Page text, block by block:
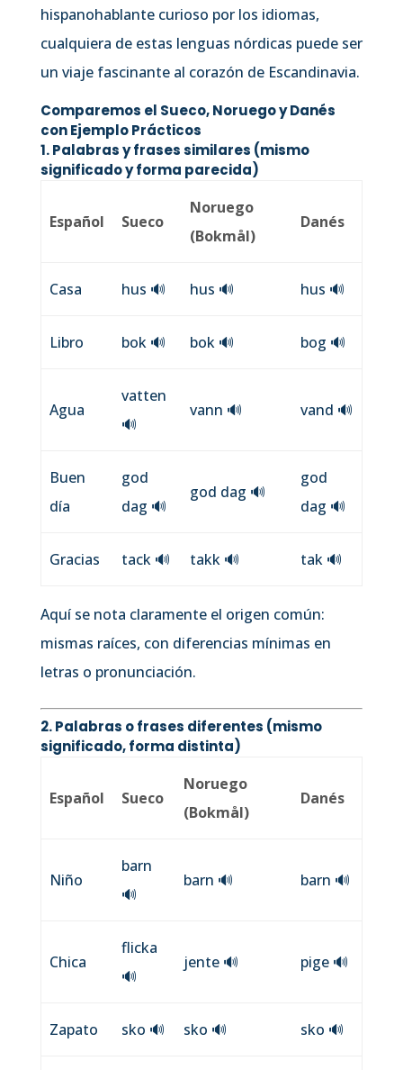
hispanohablante curioso por los idiomas,
cualquiera de estas lenguas nórdicas puede ser
un viaje fascinante al corazón de Escandinavia.
Comparemos el Sueco, Noruego y Danés
con Ejemplo Prácticos
1. Palabras y frasessimilares (mismo
significado y forma parecida)
Español Sueco
Noruego
(Bokmål)
Danés
Casa hus 🔊 hus 🔊 hus 🔊
Libro bok 🔊 bok 🔊 bog 🔊
Agua
vatten
🔊
vann 🔊 vand 🔊
Buen
día
god
dag 🔊
god dag 🔊
god
dag 🔊
Gracias tack 🔊 takk 🔊 tak 🔊
Aquí se nota claramente el origen común:
mismas raíces, con diferencias mínimas en
letras o pronunciación.
2. Palabras o frases diferentes (mismo
significado, forma distinta)
Español Sueco
Noruego
(Bokmål)
Danés
Niño
barn
🔊
barn 🔊 barn 🔊
Chica
flicka
🔊
jente 🔊 pige 🔊
Zapato sko 🔊 sko 🔊 sko 🔊